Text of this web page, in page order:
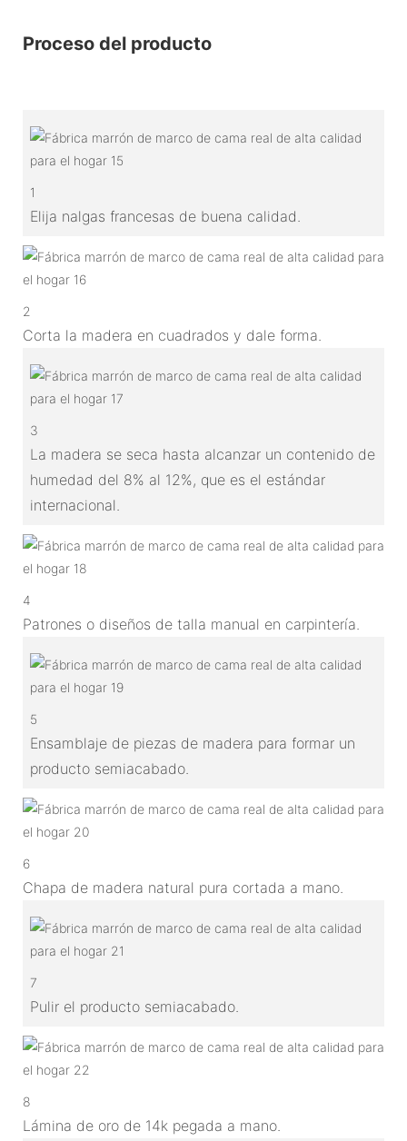
Proceso del producto
1
Elija nalgas francesas de buena calidad.
2
Corta la madera en cuadrados y dale forma.
3
La madera se seca hasta alcanzar un contenido de
humedad del 8% al 12%, que es el estándar
internacional.
4
Patrones o diseños de talla manual en carpintería.
5
Ensamblaje de piezas de madera para formar un
producto semiacabado.
6
Chapa de madera natural pura cortada a mano.
7
Pulir el producto semiacabado.
8
Lámina de oro de 14k pegada a mano.